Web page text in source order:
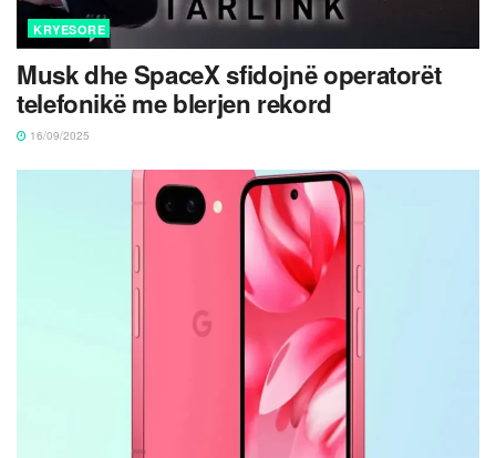
KRYESORE
Musk dhe SpaceX sfidojnë operatorët
telefonikë me blerjen rekord
16/09/2025